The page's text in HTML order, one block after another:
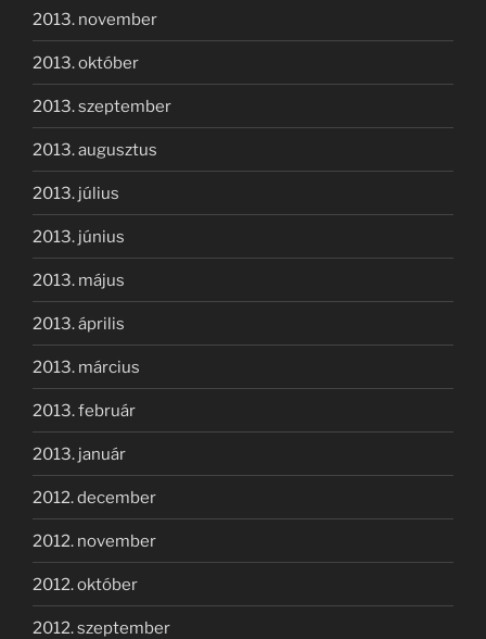
2013. november
2013. október
2013. szeptember
2013. augusztus
2013. július
2013. június
2013. május
2013. április
2013. március
2013. február
2013. január
2012. december
2012. november
2012. október
2012. szeptember